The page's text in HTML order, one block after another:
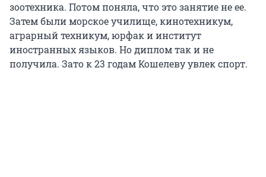
зоотехника. Потом поняла, что это занятие не ее.
Затем были морское училище, кинотехникум,
аграрный техникум, юрфак и институт
иностранных языков. Но диплом так и не
получила. Зато к 23 годам Кошелеву увлек спорт.